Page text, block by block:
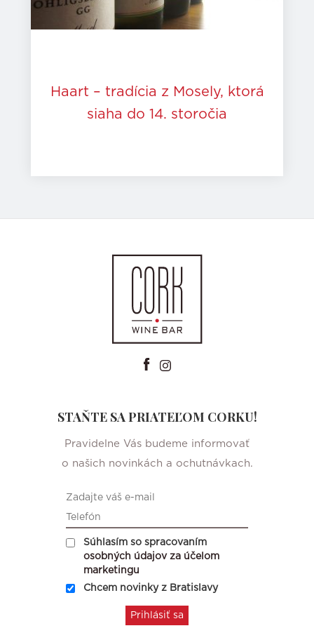
Haart – tradícia z Mosely, ktorá
siaha do 14. storočia
STAŇTE SA PRIATEĽOM CORKU!
Pravidelne Vás budeme informovať
o našich novinkách a ochutnávkach.
Súhlasím so spracovaním
osobných údajov za účelom
marketingu
Chcem novinky z Bratislavy